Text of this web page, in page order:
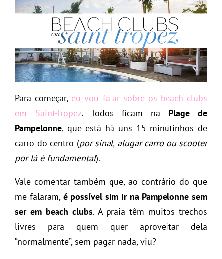
Para começar, eu vou falar sobre os beach clubs
em Saint-Tropez. Todos ficam na Plage de
Pampelonne, que está há uns 15 minutinhos de
carro do centro (por sinal, alugar carro ou scooter
por lá é fundamental).
Vale comentar também que, ao contrário do que
me falaram, é possível sim ir na Pampelonne sem
ser em beach clubs. A praia têm muitos trechos
livres para quem quer aproveitar dela
“normalmente”, sem pagar nada, viu?